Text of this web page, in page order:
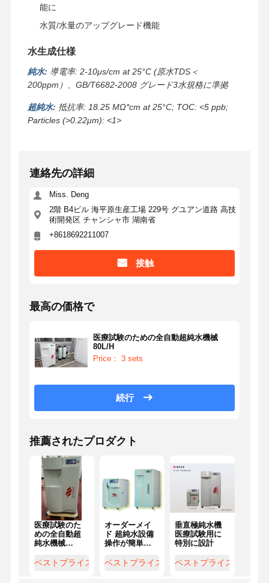
超純水設備
工業用水浄化システム
脱イオンされた水機械
水浄化システム用アクセサリー
能に
水質/水量のアップグレード機能
水生成仕様
純水: 導電率: 2-10μs/cm at 25°C (原水TDS＜
200ppm）、GB/T6682-2008 グレード3水規格に準拠
超純水: 抵抗率: 18.25 MΩ*cm at 25°C; TOC: <5 ppb;
Particles (>0.22μm): <1>
連絡先の詳細
Miss. Deng
2階 B4ビル 海平原生産工場 229号 グユアン道路 高技
術開発区 チャンシャ市 湖南省
+8618692211007
接触
最高の価格で
医療試験のための全自動超純水機械
80L/H
Price： 3 sets
続行
推薦されたプロダクト
医療試験のた
めの全自動超
純水機械
ベストプライス
オーダーメイ
ド 超純水設備
操作が簡単
10/20/40/60/80/100/200
ベストプライス
垂直極純水機
医療試験用に
特別に設計
ベストプライス